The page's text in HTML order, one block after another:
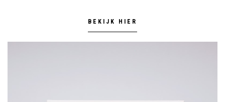
BEKIJK HIER